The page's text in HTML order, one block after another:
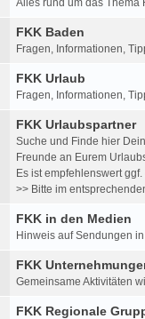
Alles rund um das Thema
FKK Baden
Fragen, Informationen,
FKK Urlaub
Fragen, Informationen,
FKK Urlaubspartner
Suche und Finde hier
Freunde an Eurem
Es ist empfehlenswert
>> Bitte im
FKK in den Medien
Hinweis auf Sendungen
FKK
Gemeinsame Aktivitäten
FKK Regionale